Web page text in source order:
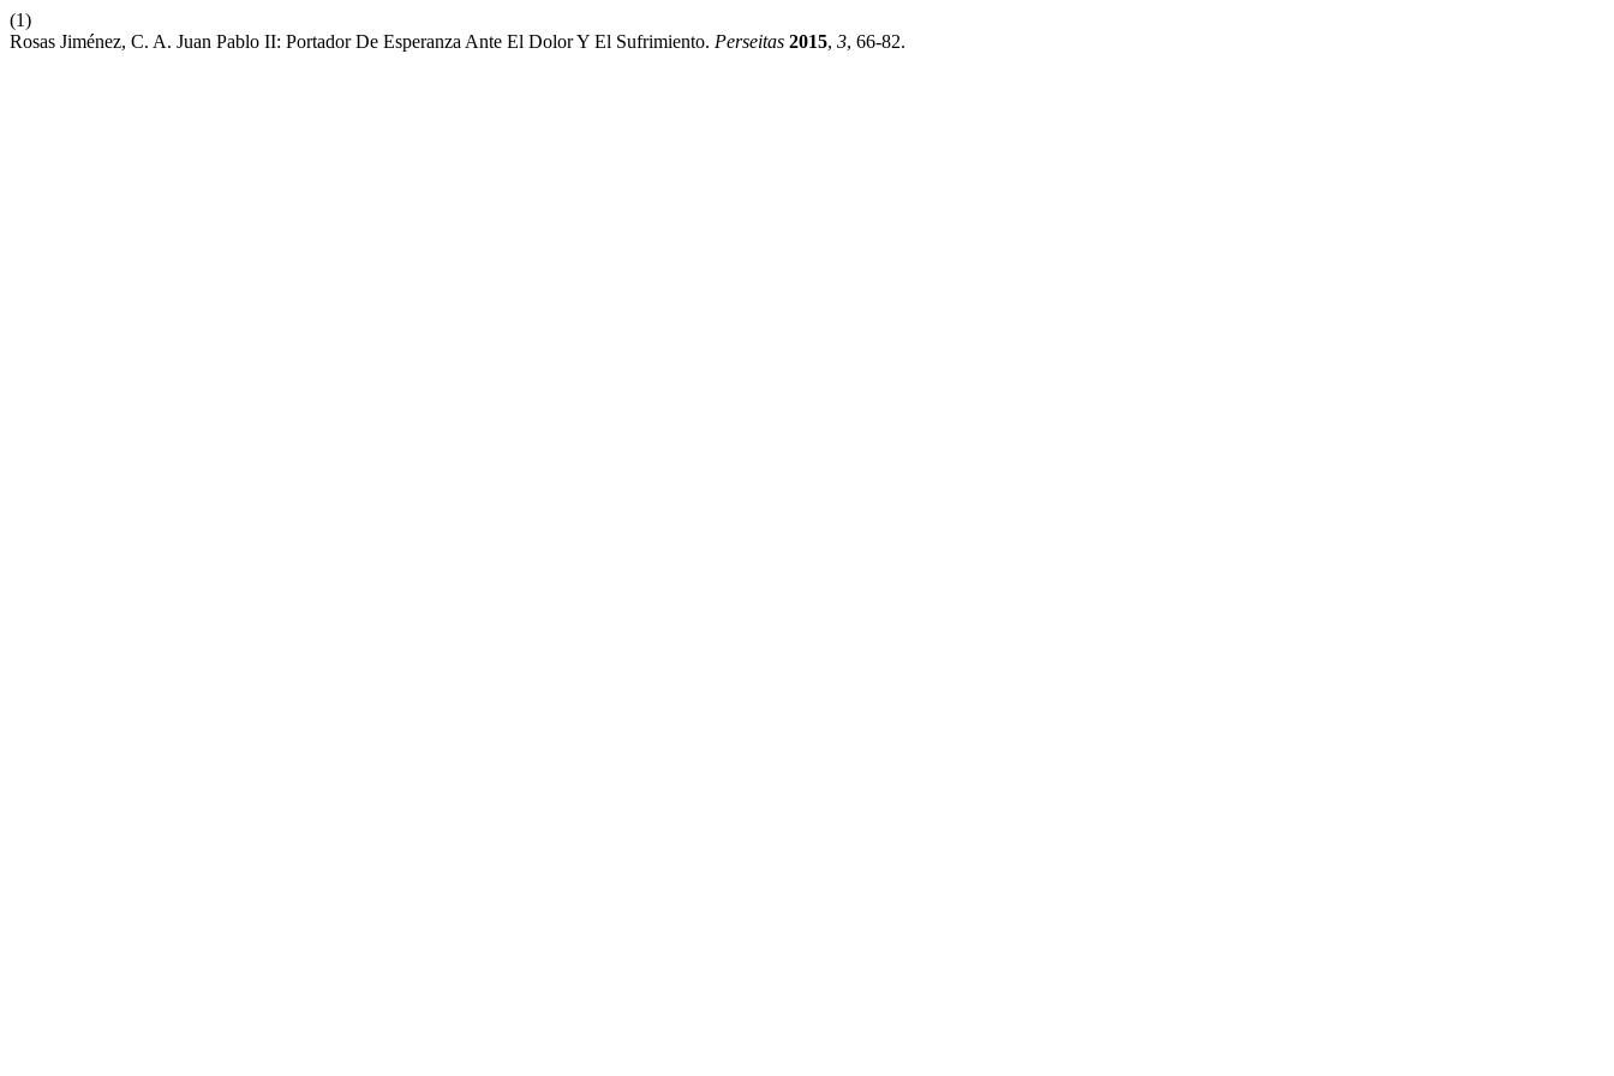
(1)
Rosas Jiménez, C. A. Juan Pablo II: Portador De Esperanza Ante El Dolor Y El Sufrimiento. Perseitas 2015, 3, 66-82.